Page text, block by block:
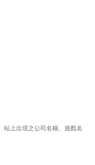
上出現之公司名稱、遊戲名